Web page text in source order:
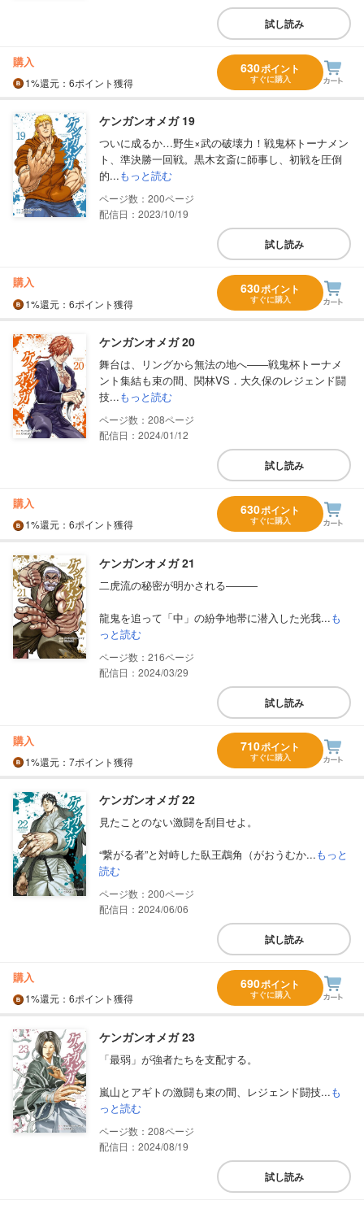
試し読み
購入
1%還元 ：6ポイント獲得
630ポイント
すぐに購入
ケンガンオメガ 19
ついに成るか…野生×武の破壊力！戦鬼杯トーナメン
ト、準決勝一回戦。黒木玄斎に師事し、初戦を圧倒
的...もっと読む
200
配信日：2023/10/19
試し読み
購入
1%還元 ：6ポイント獲得
630ポイント
すぐに購入
ケンガンオメガ 20
舞台は、リングから無法の地へ――戦鬼杯トーナメ
ント集結も束の間、関林VS．大久保のレジェンド闘
技...もっと読む
208
配信日：2024/01/12
試し読み
購入
1%還元 ：6ポイント獲得
630ポイント
すぐに購入
ケンガンオメガ 21
二虎流の秘密が明かされる―――
龍鬼を追って「中」の紛争地帯に潜入した光我...も
っと読む
216
配信日：2024/03/29
試し読み
購入
1%還元 ：7ポイント獲得
710ポイント
すぐに購入
ケンガンオメガ 22
見たことのない激闘を刮目せよ。
“繋がる者”と対峙した臥王鵡角（がおうむか...もっと
読む
200
配信日：2024/06/06
試し読み
購入
1%還元 ：6ポイント獲得
690ポイント
すぐに購入
ケンガンオメガ 23
「最弱」が強者たちを支配する。
嵐山とアギトの激闘も束の間、レジェンド闘技...も
っと読む
208
配信日：2024/08/19
試し読み